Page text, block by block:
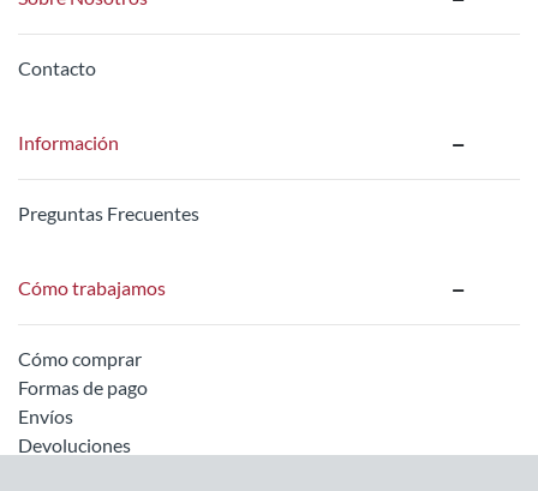
Contacto
Información
Preguntas Frecuentes
Cómo trabajamos
Cómo comprar
Formas de pago
Envíos
Devoluciones